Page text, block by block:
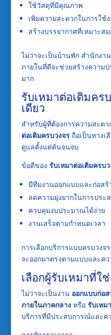
ใช้วัสดุที่มีคุณภาพ
เพิ่มความสะดวกในการใช้
สร้างบรรยากาศที่เหมาะส
ไม่ว่าจะเป็นบ้านพัก สำนักงา
ภายในที่ดีจะช่วยสร้างความ
มาก
รับเหมาต่อเติมคร
เดียว
สำหรับผู้ที่ต้องการความสะดว
ต่อเติมครบวงจรถือเป็นทางเ
ดูแลตั้งแต่ต้นจนจบ
ข้อดีของ รับเหมาต่อเติมครบว
มีทีมงานออกแบบและก่อสร้
ลดความยุ่งยากในการประ
ควบคุมงบประมาณได้ง่าย
งานเสร็จตามกำหนดเวลา
การเลือกบริการแบบครบวง
จะออกมาตรงตามแบบและคว
เลือกผู้รับเหมาที่ใ
ไม่ว่าจะเป็นงาน ออกแบบก่อส
ภายในภาคกลางหรือ รับเหม
บริการที่มีประสบการณ์และค